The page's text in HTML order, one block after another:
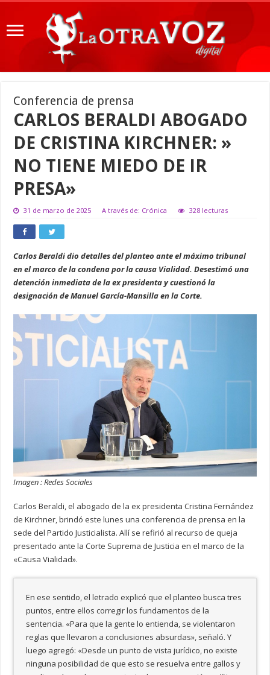
Conferencia de prensa
CARLOS BERALDI ABOGADO
DE CRISTINA KIRCHNER: »
NO TIENE MIEDO DE IR
PRESA»
31 de marzo de 2025 A través de: Crónica 328 lecturas
Carlos Beraldi dio detalles del planteo ante el máximo tribunal
en el marco de la condena por la causa Vialidad. Desestimó una
detención inmediata de la ex presidenta y cuestionó la
designación de Manuel García-Mansilla en la Corte.
Imagen : Redes Sociales
Carlos Beraldi, el abogado de la ex presidenta Cristina Fernández
de Kirchner, brindó este lunes una conferencia de prensa en la
sede del Partido Justicialista. Allí se refirió al recurso de queja
presentado ante la Corte Suprema de Justicia en el marco de la
«Causa Vialidad».
En ese sentido, el letrado explicó que el planteo busca tres
puntos, entre ellos corregir los fundamentos de la
sentencia. «Para que la gente lo entienda, se violentaron
reglas que llevaron a conclusiones absurdas», señaló. Y
luego agregó: «Desde un punto de vista jurídico, no existe
ninguna posibilidad de que esto se resuelva entre gallos y